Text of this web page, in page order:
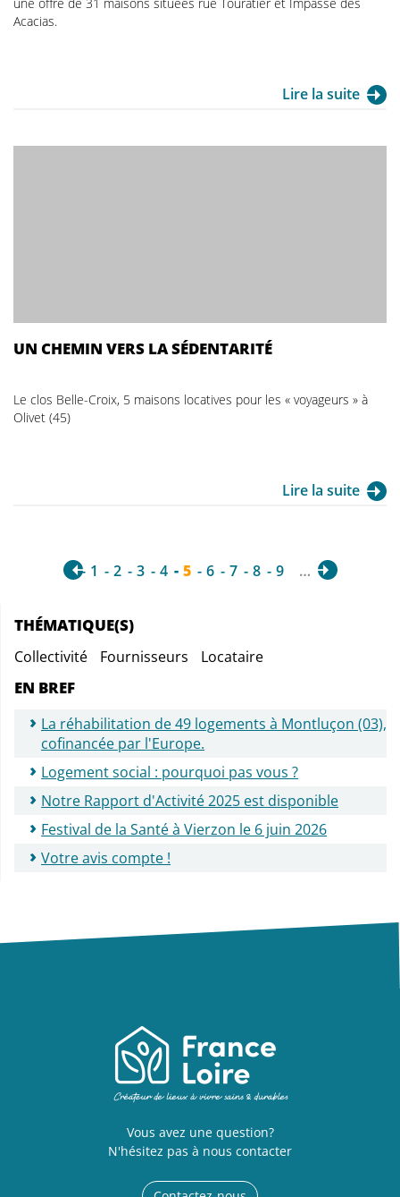
Acacias.
Lire la suite
UN CHEMIN VERS LA SÉDENTARITÉ
Le clos Belle-Croix, 5 maisons locatives pour les « voyageurs » à
Olivet (45)
Lire la suite
1 2 3 4 5 6 7 8 9 …
THÉMATIQUE(S)
Collectivité Fournisseurs Locataire
EN BREF
La réhabilitation de 49 logements à Montluçon (03),
cofinancée par l'Europe.
Logement social : pourquoi pas vous ?
Notre Rapport d'Activité 2025 est disponible
Festival de la Santé à Vierzon le 6 juin 2026
Votre avis compte !
Vous avez une question?
N'hésitez pas à nous contacter